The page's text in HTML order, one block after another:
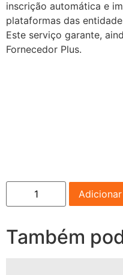
inscrição automática e
plataformas das
Este serviço garante,
Fornecedor Plus.
Adicionar
Também